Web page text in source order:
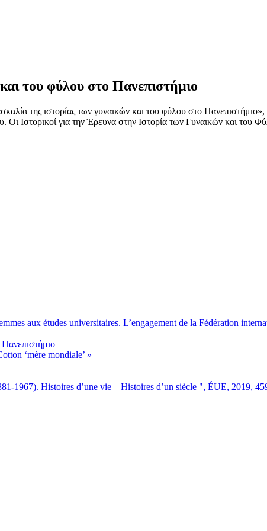
του φύλου στο Πανεπιστήμιο
της ιστορίας των γυναικών και του φύλου στο
Ιστορικοί για την Έρευνα στην Ιστορία των Γυναικών και του
aux études universitaires. L’engagement de la Fédération
‘mère mondiale’ »
1967). Histoires d’une vie – Histoires d’un siècle ", ÉUE, 2019,